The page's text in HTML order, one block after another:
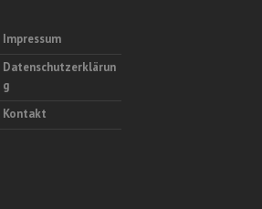
Impressum
Datenschutzerklärun
g
Kontakt